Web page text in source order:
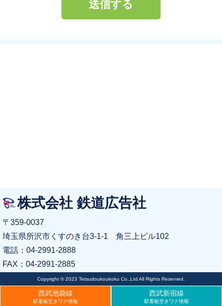
株式会社 鉄道広告社
〒359-0037
埼玉県所沢市くすのき台3-1-1 角三上ビル102
電話：04-2991-2888
FAX：04-2991-2885
Copyright © 2023 Tetsudoukoukoku Co.,Ltd All Rights Reserved.
西武池袋線
駅看板空きワク情報
西武新宿線
駅看板空きワク情報